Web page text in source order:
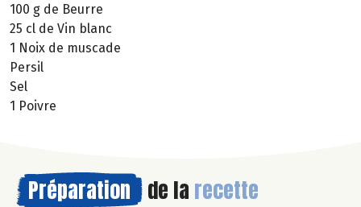
100 g de Beurre
25 cl de Vin blanc
1 Noix de muscade
Persil
Sel
1 Poivre
Préparation de la recette